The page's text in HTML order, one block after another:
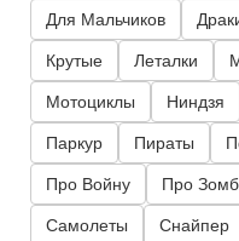
Для Мальчиков
Крутые Леталки
Мотоциклы Ниндзя
Паркур Пираты
Про Войну Про
Самолеты Снайпер